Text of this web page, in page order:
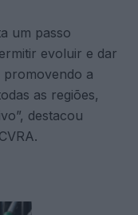
um passo
evoluir e dar
promovendo a
as regiões,
destacou